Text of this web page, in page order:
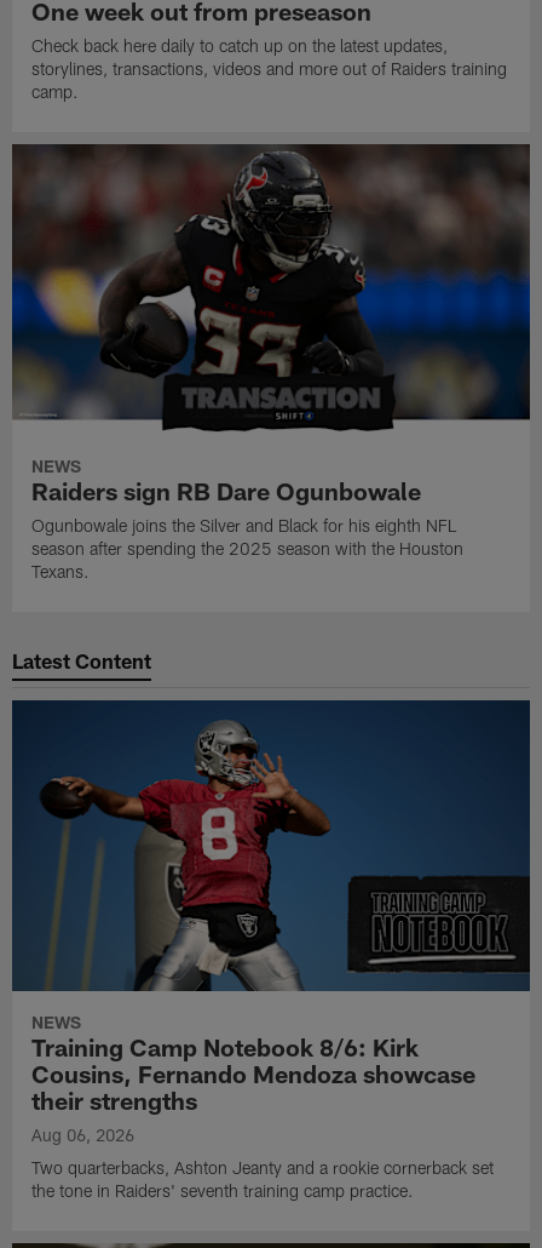
One week out from preseason
Check back here daily to catch up on the latest updates,
storylines, transactions, videos and more out of Raiders training
camp.
NEWS
Raiders sign RB Dare Ogunbowale
Ogunbowale joins the Silver and Black for his eighth NFL
season after spending the 2025 season with the Houston
Texans.
Latest Content
NEWS
Training Camp Notebook 8/6: Kirk
Cousins, Fernando Mendoza showcase
their strengths
Aug 06, 2026
Two quarterbacks, Ashton Jeanty and a rookie cornerback set
the tone in Raiders' seventh training camp practice.